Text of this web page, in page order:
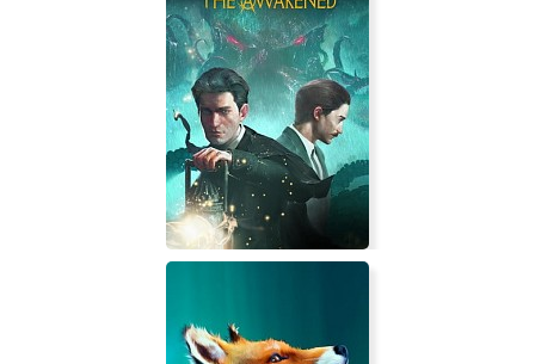
Dragon's Dogma: Dark Arisen